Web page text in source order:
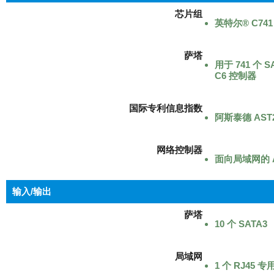
芯片组
英特尔® C741
萨塔
用于 741 个
C6 控制器
国际专利信息指数
阿斯泰德
网络控制器
面向局域网的
输入/输出
萨塔
10 个 SATA3
局域网
1 个 RJ45 专